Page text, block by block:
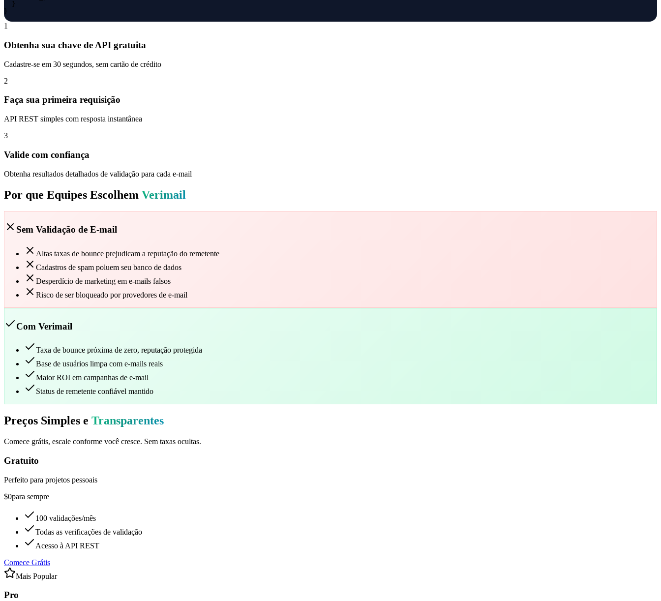
  }
}
1
Obtenha sua chave de API gratuita
Cadastre-se em 30 segundos, sem cartão de crédito
2
Faça sua primeira requisição
API REST simples com resposta instantânea
3
Valide com confiança
Obtenha resultados detalhados de validação para cada e-mail
Por que Equipes Escolhem Verimail
Sem Validação de E-mail
Altas taxas de bounce prejudicam a reputação do remetente
Cadastros de spam poluem seu banco de dados
Desperdício de marketing em e-mails falsos
Risco de ser bloqueado por provedores de e-mail
Com Verimail
Taxa de bounce próxima de zero, reputação protegida
Base de usuários limpa com e-mails reais
Maior ROI em campanhas de e-mail
Status de remetente confiável mantido
Preços Simples e Transparentes
Comece grátis, escale conforme você cresce. Sem taxas ocultas.
Gratuito
Perfeito para projetos pessoais
$0para sempre
100 validações/mês
Todas as verificações de validação
Acesso à API REST
Comece Grátis
Mais Popular
Pro